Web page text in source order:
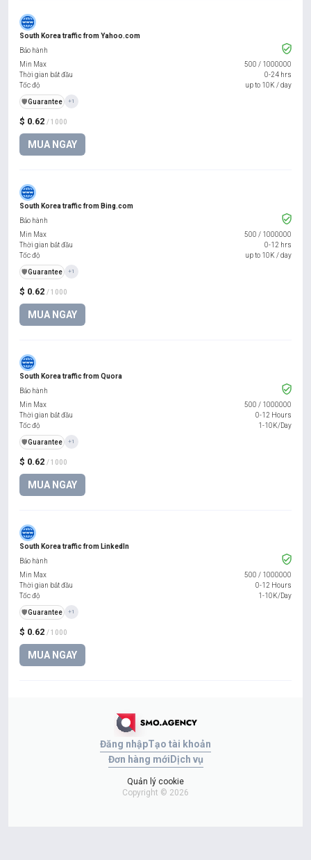
South Korea traffic from Yahoo.com
$ 0.62 / 1000
MUA NGAY
Bảo hành
Min Max
500 / 1000000
Thời gian bắt đầu
0-24 hrs
Tốc độ
up to 10K / day
️🛡️Guarantee +1
South Korea traffic from Bing.com
$ 0.62 / 1000
MUA NGAY
Bảo hành
Min Max
500 / 1000000
Thời gian bắt đầu
0-12 hrs
Tốc độ
up to 10K / day
️🛡️Guarantee +1
South Korea traffic from Quora
$ 0.62 / 1000
MUA NGAY
Bảo hành
Min Max
500 / 1000000
Thời gian bắt đầu
0-12 Hours
Tốc độ
1-10K/Day
️🛡️Guarantee +1
South Korea traffic from LinkedIn
$ 0.62 / 1000
MUA NGAY
Bảo hành
Min Max
500 / 1000000
Thời gian bắt đầu
0-12 Hours
Tốc độ
1-10K/Day
️🛡️Guarantee +1
Đăng nhậpTạo tài khoản
Đơn hàng mới Dịch vụ
Quản lý cookie
Copyright © 2026